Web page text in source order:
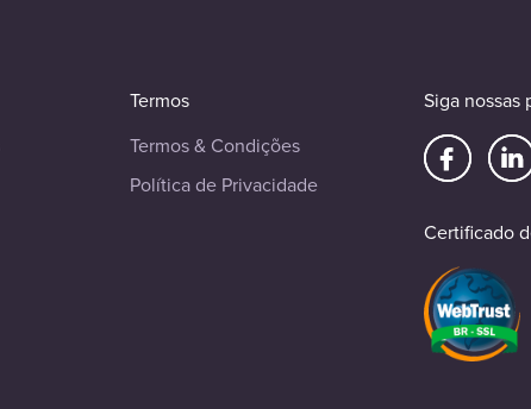
Termos
Termos & Condições
Política de Privacidade
Siga nossas
Certificado